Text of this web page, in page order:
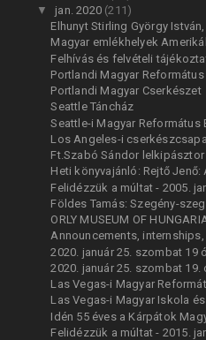
▼ jan. 2020 (211)
Elhunyt Stirling György
Magyar emlékhelyek
Felhívás és felvételi
Portlandi Magyar Református
Portlandi Magyar Cserkészet
Seattle Táncház
Seattle-i Magyar Református
Los Angeles-i
Ft.Szabó Sándor
Heti könyvajánló: Rejtő
Felidézzük a múltat - 2005.
Földes Tamás: Szegény-
ORLY MUSEUM OF
Announcements,
2020. január 25. szombat 19
2020. január 25. szombat 19.
Las Vegas-i Magyar
Las Vegas-i Magyar Iskola
Idén 55 éves a Kárpátok
Felidézzük a múltat - 2015.